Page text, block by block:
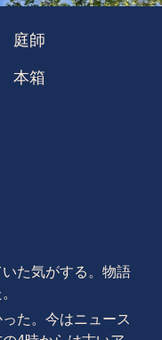
庭師
本箱
た気がする。物語
た。今はニュース